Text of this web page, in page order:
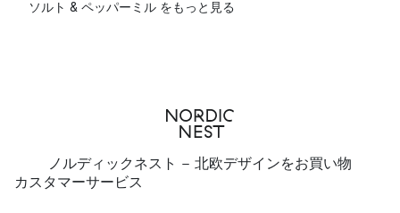
ソルト & ペッパーミル をもっと見る
ノルディックネスト - 北欧デザインをお買い物
カスタマーサービス